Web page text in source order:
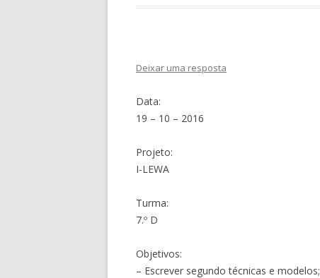
Deixar uma resposta
Data:
19 – 10 – 2016
Projeto:
I-LEWA
Turma:
7.º D
Objetivos:
– Escrever segundo técnicas e modelos;